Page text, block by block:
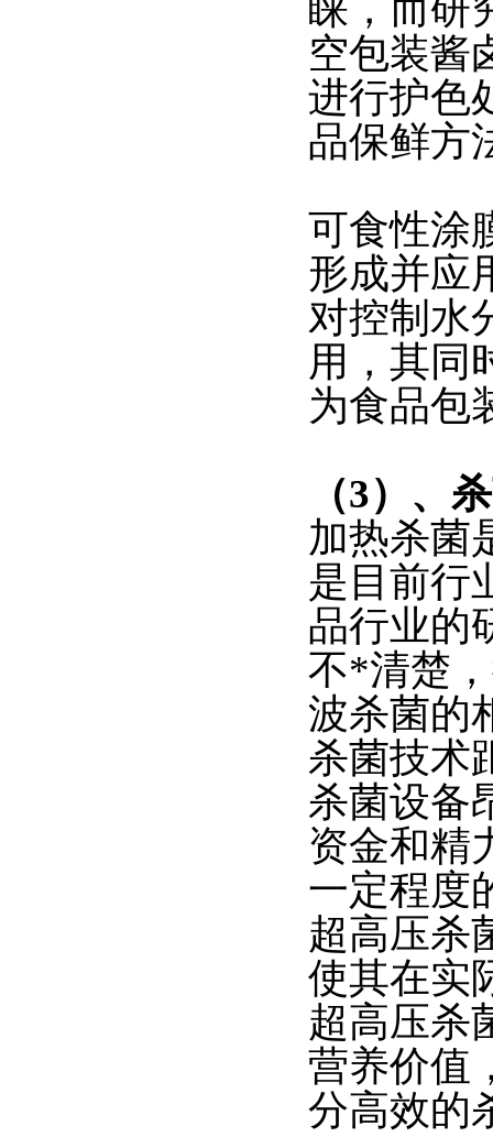
睐，而研
空包装酱
进行护色
品保鲜方
可食性涂
形成并应
对控制水
用，其同
为食品包
（3）、
加热杀菌
是目前行
品行业的
不*清楚
波杀菌的
杀菌技术
杀菌设备
资金和精
一定程度
超高压杀
使其在实
超高压杀
营养价值
分高效的